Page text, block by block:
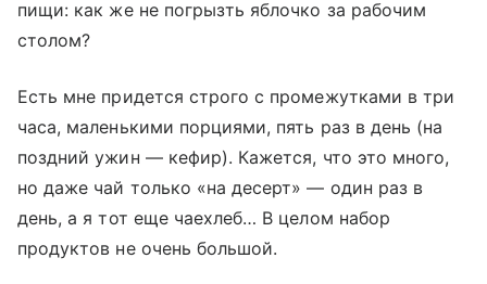
пищи: как же не погрызть яблочко за рабочим
столом?
Есть мне придется строго с промежутками в три
часа, маленькими порциями, пять раз в день (на
поздний ужин — кефир). Кажется, что это много,
но даже чай только «на десерт» — один раз в
день, а я тот еще чаехлеб… В целом набор
продуктов не очень большой.